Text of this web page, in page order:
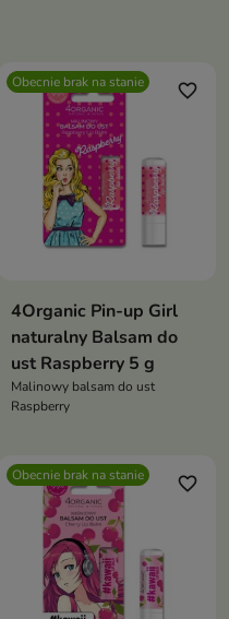
Obecnie brak na stanie favorite_border
4Organic Pin-up Girl
naturalny Balsam do
ust Raspberry 5 g
Malinowy balsam do ust
Raspberry
Obecnie brak na stanie favorite_border